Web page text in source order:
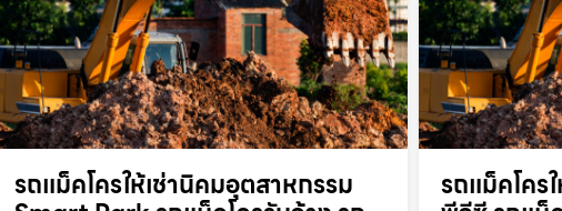
รถแม็คโครให้เช่านิคมอุตสาหกรรม รถแม็คโคร